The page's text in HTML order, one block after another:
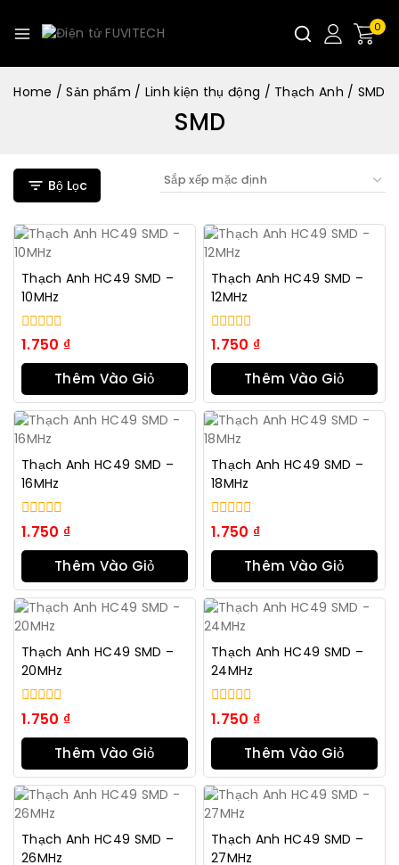
0
Home / Sản phẩm / Linh kiện thụ động / Thạch Anh / SMD
SMD
Bộ Lọc
Thạch Anh HC49 SMD –
10MHz
0
trong
số
1.750 ₫
Thêm Vào Giỏ
Hàng
Thạch Anh HC49 SMD –
12MHz
0
trong
số
1.750 ₫
Thêm Vào Giỏ
Hàng
Thạch Anh HC49 SMD –
16MHz
0
trong
số
1.750 ₫
Thêm Vào Giỏ
Hàng
Thạch Anh HC49 SMD –
18MHz
0
trong
số
1.750 ₫
Thêm Vào Giỏ
Hàng
Thạch Anh HC49 SMD –
20MHz
0
trong
số
1.750 ₫
Thêm Vào Giỏ
Hàng
Thạch Anh HC49 SMD –
24MHz
0
trong
số
1.750 ₫
Thêm Vào Giỏ
Hàng
Thạch Anh HC49 SMD –
26MHz
Thạch Anh HC49 SMD –
27MHz